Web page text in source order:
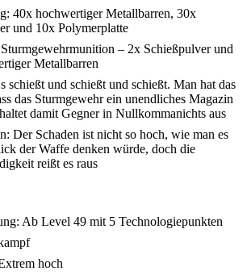
40x hochwertiger Metallbarren, 30x
und 10x Polymerplatte
– 2x Schießpulver und
Metallbarren
schießt und schießt und schießt. Man hat das
das Sturmgewehr ein unendliches Magazin
damit Gegner in Nullkommanichts aus
Der Schaden ist nicht so hoch, wie man es
der Waffe denken würde, doch die
reißt es raus
Ab Level 49 mit 5 Technologiepunkten
hoch